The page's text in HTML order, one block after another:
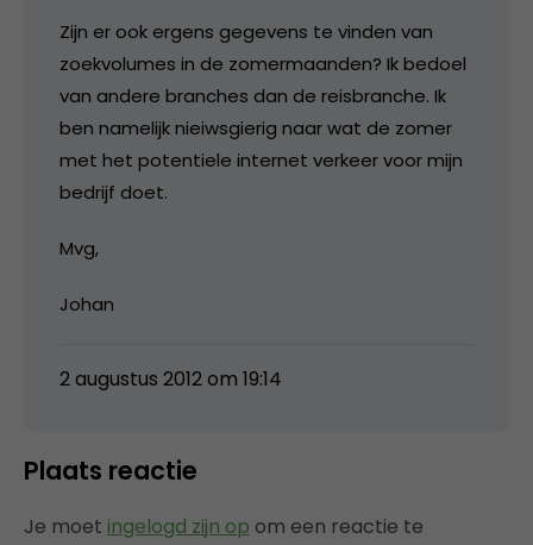
Zijn er ook ergens gegevens te vinden van
zoekvolumes in de zomermaanden? Ik bedoel
van andere branches dan de reisbranche. Ik
ben namelijk nieiwsgierig naar wat de zomer
met het potentiele internet verkeer voor mijn
bedrijf doet.
Mvg,
Johan
2 augustus 2012 om 19:14
Plaats reactie
Je moet ingelogd zijn op om een reactie te